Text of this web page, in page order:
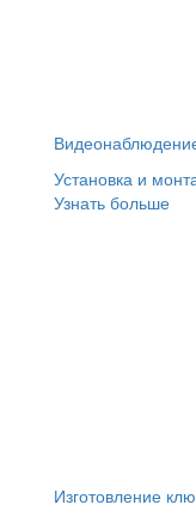
Установка и
Узнать больше
Изготовление